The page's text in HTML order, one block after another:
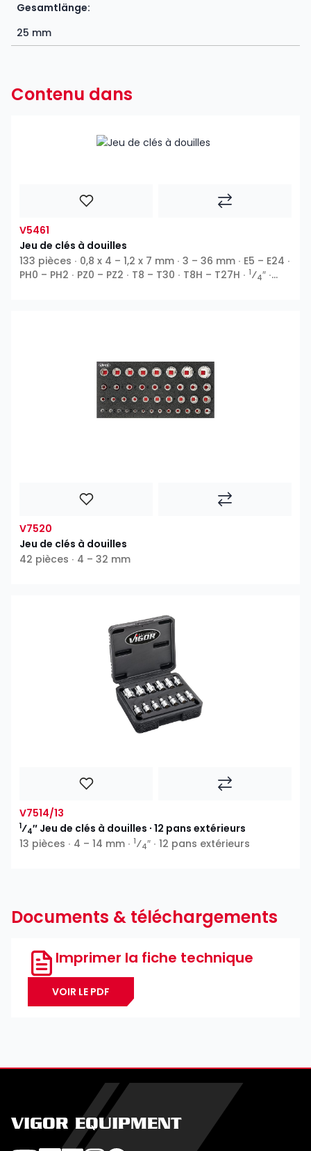
Gesamtlänge:
25 mm
Contenu dans
V5461
Jeu de clés à douilles
133 pièces ∙ 0,8 x 4 – 1,2 x 7 mm ∙ 3 – 36 mm ∙ E5 – E24 ∙
PH0 – PH2 ∙ PZ0 – PZ2 ∙ T8 – T30 ∙ T8H – T27H ∙ 1⁄4″ ∙
V7520
Jeu de clés à douilles
42 pièces ∙ 4 – 32 mm
V7514/13
1⁄4″ Jeu de clés à douilles ∙ 12 pans extérieurs
13 pièces ∙ 4 – 14 mm ∙ 1⁄4″ ∙ 12 pans extérieurs
Documents & téléchargements
Imprimer la fiche technique
VOIR LE PDF
VIGOR EQUIPMENT